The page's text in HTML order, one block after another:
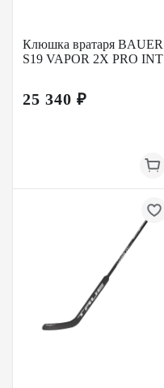
Клюшка вратаря BAUER
S19 VAPOR 2X PRO INT
25 340 ₽